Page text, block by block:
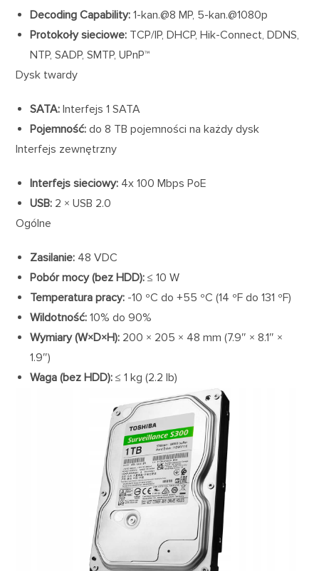
Decoding Capability: 1-kan.@8 MP, 5-kan.@1080p
Protokoły sieciowe: TCP/IP, DHCP, Hik-Connect, DDNS,
NTP, SADP, SMTP, UPnP™
Dysk twardy
SATA: Interfejs 1 SATA
Pojemność: do 8 TB pojemności na każdy dysk
Interfejs zewnętrzny
Interfejs sieciowy: 4x 100 Mbps PoE
USB: 2 × USB 2.0
Ogólne
Zasilanie: 48 VDC
Pobór mocy (bez HDD): ≤ 10 W
Temperatura pracy: -10 ºC do +55 ºC (14 ºF do 131 ºF)
Wildotność: 10% do 90%
Wymiary (W×D×H): 200 × 205 × 48 mm (7.9″ × 8.1″ ×
1.9″)
Waga (bez HDD): ≤ 1 kg (2.2 lb)